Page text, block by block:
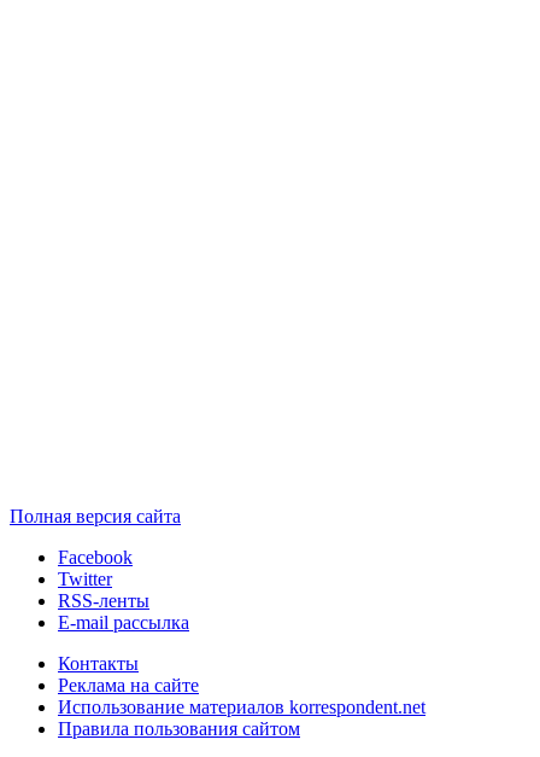
Полная версия сайта
Facebook
Twitter
RSS-ленты
E-mail рассылка
Контакты
Реклама на сайте
Использование материалов korrespondent.net
Правила пользования сайтом